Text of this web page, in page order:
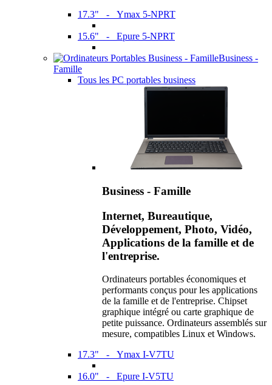
17.3" - Ymax 5-NPRT
15.6" - Epure 5-NPRT
Business -
Famille
Tous les PC portables business
Business - Famille
Internet, Bureautique,
Développement, Photo, Vidéo,
Applications de la famille et de
l'entreprise.
Ordinateurs portables économiques et
performants conçus pour les applications
de la famille et de l'entreprise. Chipset
graphique intégré ou carte graphique de
petite puissance. Ordinateurs assemblés sur
mesure, compatibles Linux et Windows.
17.3" - Ymax I-V7TU
16.0" - Epure I-V5TU